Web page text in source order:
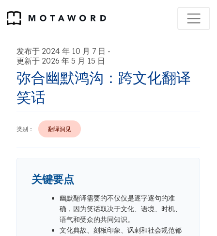
发布于 2024 年 10 月 7 日 -
更新于 2026 年 5 月 15 日
弥合幽默鸿沟：跨文化翻译
笑话
类别： 翻译洞见
关键要点
幽默翻译需要的不仅仅是逐字逐句的准
确，因为笑话取决于文化、语境、时机、
语气和受众的共同知识。
文化典故、刻板印象、讽刺和社会规范都